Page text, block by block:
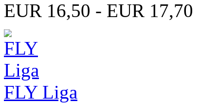
EUR 16,50 - EUR 17,70
FLY Liga